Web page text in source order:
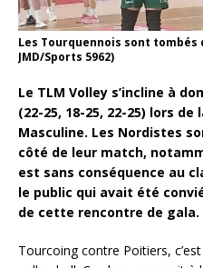
Les Tourquennois sont
JMD/Sports 5962)
Le TLM Volley s’incline à
(22-25, 18-25, 22-25) lors
Masculine. Les Nordistes
côté de leur match,
est sans conséquence au
le public qui avait été
de cette rencontre de gala.
Tourcoing contre Poitiers,